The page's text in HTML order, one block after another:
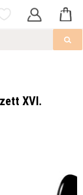
XVI.